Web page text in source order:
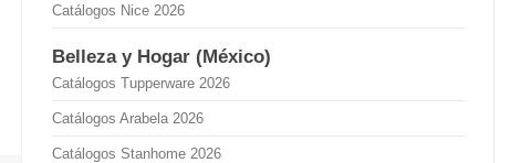
Catálogos Nice 2026
Belleza y Hogar (México)
Catálogos Tupperware 2026
Catálogos Arabela 2026
Catálogos Stanhome 2026